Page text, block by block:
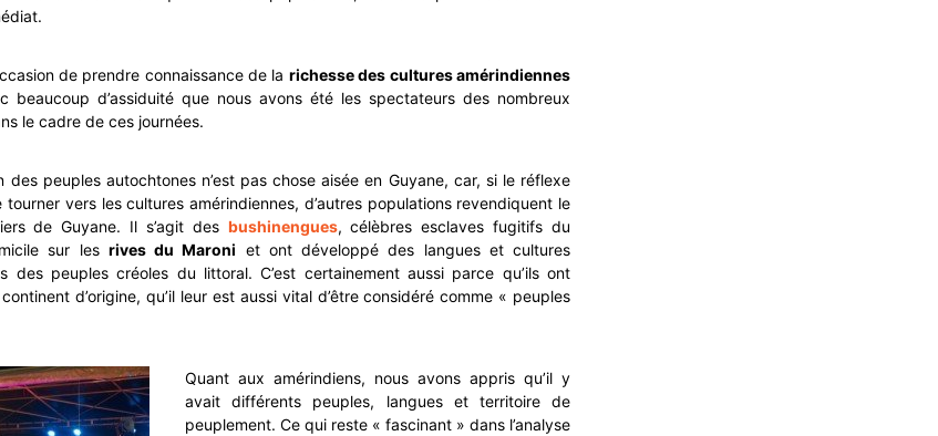
de prendre connaissance de la richesse des cultures amérindiennes
beaucoup d’assiduité que nous avons été les spectateurs des nombreux
le cadre de ces journées.
des peuples autochtones n’est pas chose aisée en Guyane, car, si le réflexe
vers les cultures amérindiennes, d’autres populations revendiquent le
de Guyane. Il s’agit des bushinengues, célèbres esclaves fugitifs du
sur les rives du Maroni et ont développé des langues et cultures
des peuples créoles du littoral. C’est certainement aussi parce qu’ils ont
d’origine, qu’il leur est aussi vital d’être considéré comme « peuples
Quant aux amérindiens, nous avons appris qu’il y
avait différents peuples, langues et territoire de
peuplement. Ce qui reste « fascinant » dans l’analyse